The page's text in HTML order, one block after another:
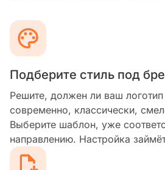
Подберите стиль под
Решите, должен ли ваш логотип
современно, классически,
Выберите шаблон, уже
направлению. Настройка